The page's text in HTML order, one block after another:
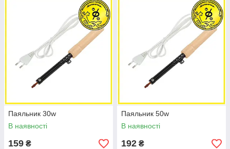
Паяльник 30w
В наявності
159 ₴
Паяльник 50w
В наявності
192 ₴